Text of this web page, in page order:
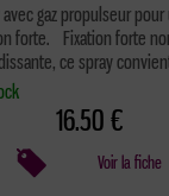
avec gaz propulseur
forte. Fixation forte
ce spray
16.50 €
Voir la fiche